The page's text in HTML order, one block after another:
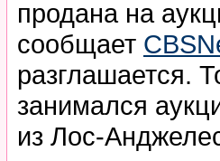
продана на
сообщает
разглашается.
занимался
из Лос-